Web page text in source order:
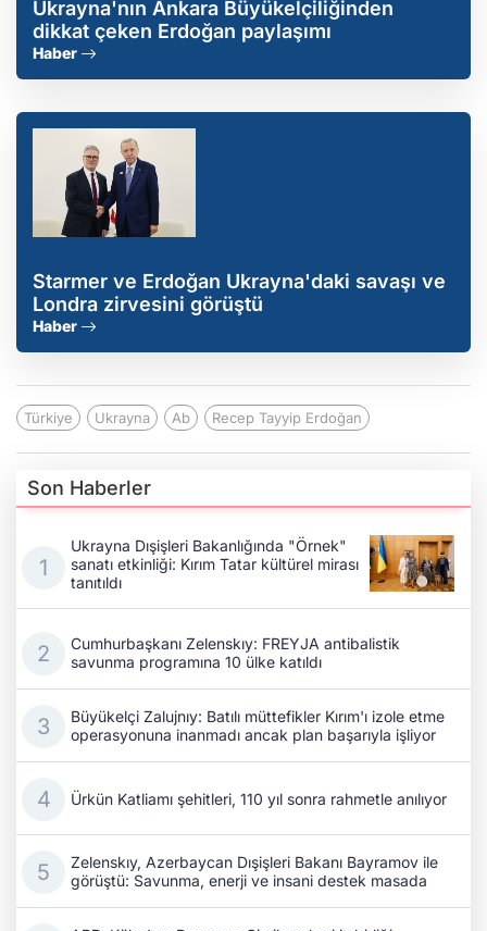
Ukrayna'nın Ankara Büyükelçiliğinden
dikkat çeken Erdoğan paylaşımı
Haber
Starmer ve Erdoğan Ukrayna'daki savaşı ve
Londra zirvesini görüştü
Haber
Türkiye Ukrayna Ab Recep Tayyip Erdoğan
Son Haberler
Ukrayna Dışişleri Bakanlığında "Örnek"
sanatı etkinliği: Kırım Tatar kültürel mirası
tanıtıldı
Cumhurbaşkanı Zelenskıy: FREYJA antibalistik
savunma programına 10 ülke katıldı
Büyükelçi Zalujnıy: Batılı müttefikler Kırım'ı izole etme
operasyonuna inanmadı ancak plan başarıyla işliyor
Ürkün Katliamı şehitleri, 110 yıl sonra rahmetle anılıyor
Zelenskıy, Azerbaycan Dışişleri Bakanı Bayramov ile
görüştü: Savunma, enerji ve insani destek masada